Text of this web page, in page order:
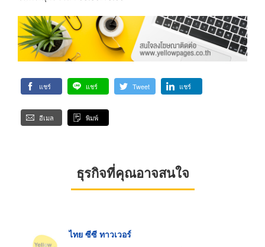
แชร์ แชร์ Tweet แชร์
อีเมล พิมพ์
ธุรกิจที่คุณอาจสนใจ
ไทย ซีซี ทาวเวอร์